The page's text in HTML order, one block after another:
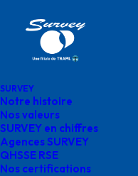
SURVEY
Notre histoire
Nos valeurs
SURVEY en chiffres
Agences SURVEY
QHSSE RSE
Nos certifications
Accueil